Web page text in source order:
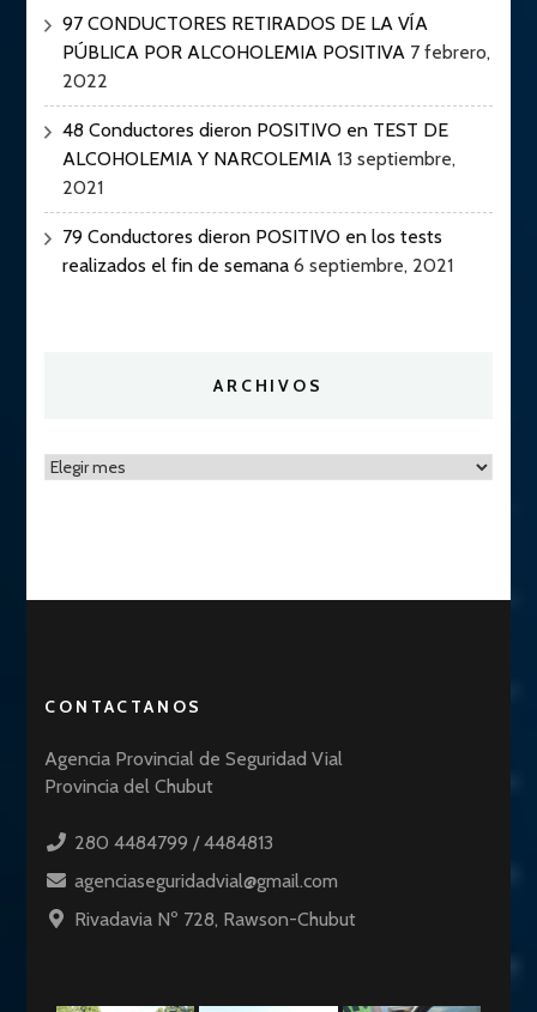
97 CONDUCTORES RETIRADOS DE LA VÍA
PÚBLICA POR ALCOHOLEMIA POSITIVA 7 febrero,
2022
48 Conductores dieron POSITIVO en TEST DE
ALCOHOLEMIA Y NARCOLEMIA 13 septiembre,
2021
79 Conductores dieron POSITIVO en los tests
realizados el fin de semana 6 septiembre, 2021
ARCHIVOS
Archivos
CONTACTANOS
Agencia Provincial de Seguridad Vial
Provincia del Chubut
280 4484799 / 4484813
agenciaseguridadvial@gmail.com
Rivadavia Nº 728, Rawson-Chubut